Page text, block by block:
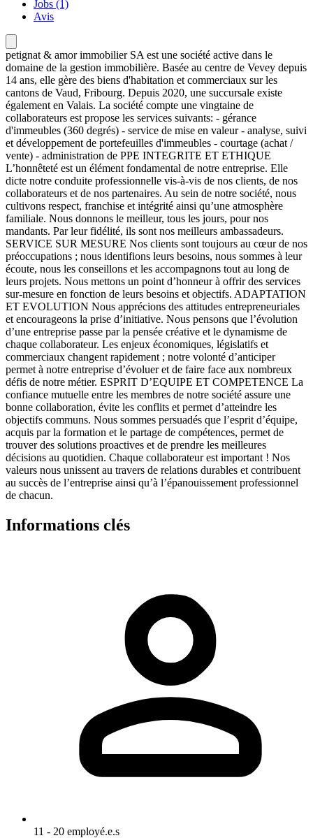
Jobs (1)
Avis
petignat & amor immobilier SA est une société active dans le
domaine de la gestion immobilière. Basée au centre de Vevey depuis
14 ans, elle gère des biens d'habitation et commerciaux sur les
cantons de Vaud, Fribourg. Depuis 2020, une succursale existe
également en Valais. La société compte une vingtaine de
collaborateurs est propose les services suivants: - gérance
d'immeubles (360 degrés) - service de mise en valeur - analyse, suivi
et développement de portefeuilles d'immeubles - courtage (achat /
vente) - administration de PPE INTEGRITE ET ETHIQUE
L’honnêteté est un élément fondamental de notre entreprise. Elle
dicte notre conduite professionnelle vis-à-vis de nos clients, de nos
collaborateurs et de nos partenaires. Au sein de notre société, nous
cultivons respect, franchise et intégrité ainsi qu’une atmosphère
familiale. Nous donnons le meilleur, tous les jours, pour nos
mandants. Par leur fidélité, ils sont nos meilleurs ambassadeurs.
SERVICE SUR MESURE Nos clients sont toujours au cœur de nos
préoccupations ; nous identifions leurs besoins, nous sommes à leur
écoute, nous les conseillons et les accompagnons tout au long de
leurs projets. Nous mettons un point d’honneur à offrir des services
sur-mesure en fonction de leurs besoins et objectifs. ADAPTATION
ET EVOLUTION Nous apprécions des attitudes entrepreneuriales
et encourageons la prise d’initiative. Nous pensons que l’évolution
d’une entreprise passe par la pensée créative et le dynamisme de
chaque collaborateur. Les enjeux économiques, législatifs et
commerciaux changent rapidement ; notre volonté d’anticiper
permet à notre entreprise d’évoluer et de faire face aux nombreux
défis de notre métier. ESPRIT D’EQUIPE ET COMPETENCE La
confiance mutuelle entre les membres de notre société assure une
bonne collaboration, évite les conflits et permet d’atteindre les
objectifs communs. Nous sommes persuadés que l’esprit d’équipe,
acquis par la formation et le partage de compétences, permet de
trouver des solutions proactives et de prendre les meilleures
décisions au quotidien. Chaque collaborateur est important ! Nos
valeurs nous unissent au travers de relations durables et contribuent
au succès de l’entreprise ainsi qu’à l’épanouissement professionnel
de chacun.
Informations clés
11 - 20 employé.e.s